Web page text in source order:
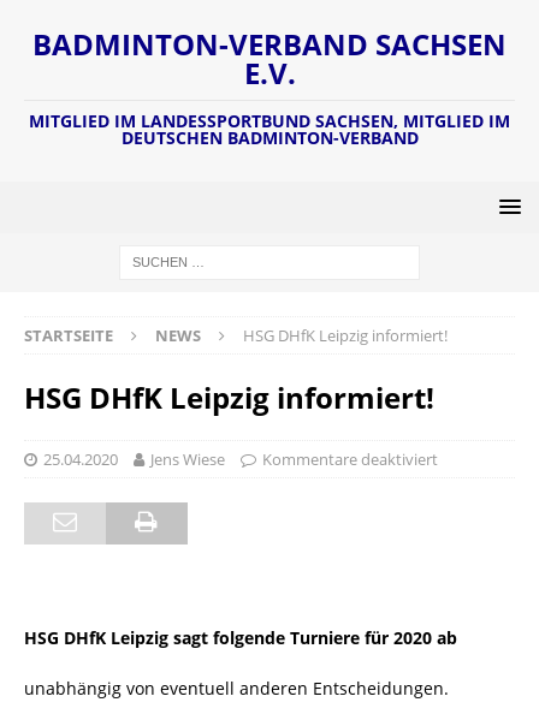
BADMINTON-VERBAND SACHSEN
E.V.
MITGLIED IM LANDESSPORTBUND SACHSEN, MITGLIED IM
DEUTSCHEN BADMINTON-VERBAND
STARTSEITE NEWS HSG DHfK Leipzig informiert!
HSG DHfK Leipzig informiert!
25.04.2020 Jens Wiese Kommentare deaktiviert
HSG DHfK Leipzig sagt folgende Turniere für 2020 ab
unabhängig von eventuell anderen Entscheidungen.